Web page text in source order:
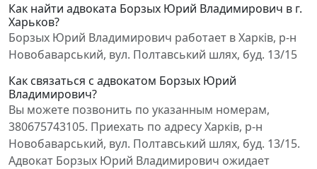
Как найти адвоката Борзых Юрий Владимирович в г.
Харьков?
Борзых Юрий Владимирович работает в Харків, р-н
Новобаварський, вул. Полтавський шлях, буд. 13/15
Как связаться с адвокатом Борзых Юрий
Владимирович?
Вы можете позвонить по указанным номерам,
380675743105. Приехать по адресу Харків, р-н
Новобаварський, вул. Полтавський шлях, буд. 13/15.
Адвокат Борзых Юрий Владимирович ожидает